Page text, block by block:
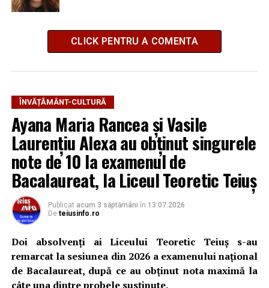
CLICK PENTRU A COMENTA
ÎNVĂȚĂMÂNT-CULTURĂ
Ayana Maria Rancea și Vasile
Laurențiu Alexa au obținut singurele
note de 10 la examenul de
Bacalaureat, la Liceul Teoretic Teiuș
Publicat acum 3 săptămâni în 13.07.2026
De teiusinfo.ro
Doi absolvenți ai Liceului Teoretic Teiuș s-au
remarcat la sesiunea din 2026 a examenului național
de Bacalaureat, după ce au obținut nota maximă la
câte una dintre probele susținute.